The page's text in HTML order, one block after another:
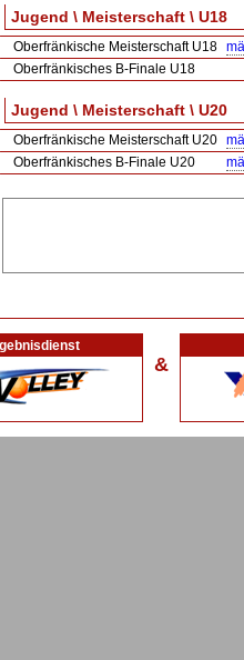
Jugend \ Meisterschaft \ U18
Oberfränkische Meisterschaft U18
Oberfränkisches B-Finale U18
Jugend \ Meisterschaft \ U20
Oberfränkische Meisterschaft U20
Oberfränkisches B-Finale U20
&